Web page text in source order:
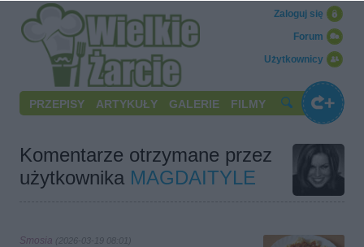
Użytkownicy
Forum
Zaloguj się
PRZEPISY ARTYKUŁY GALERIE FILMY
Komentarze otrzymane przez
użytkownika MAGDAITYLE
Smosia (2026-03-19 08:01)